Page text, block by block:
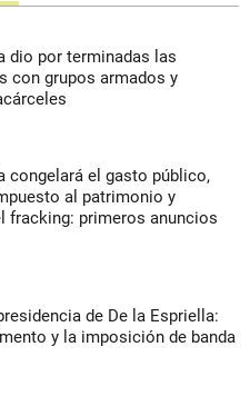
dio por terminadas las
con grupos armados y
congelará el gasto público,
al patrimonio y
fracking: primeros anuncios
de De la Espriella:
y la imposición de banda